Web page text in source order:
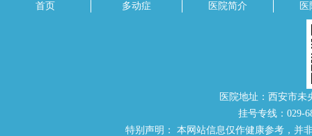
首页 多动症 医院简介
医院地址：西安市
挂号专线：029-
特别声明： 本网站信息仅作健康参考，并